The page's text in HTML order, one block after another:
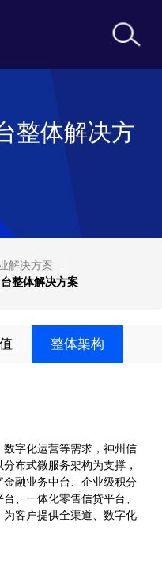
整体解决方
解决方案
整体解决方案
整体架构
字化运营等需求，神州信
布式微服务架构为支撑，
融业务中台、企业级积分
、一体化零售信贷平台、
客户提供全渠道、数字化